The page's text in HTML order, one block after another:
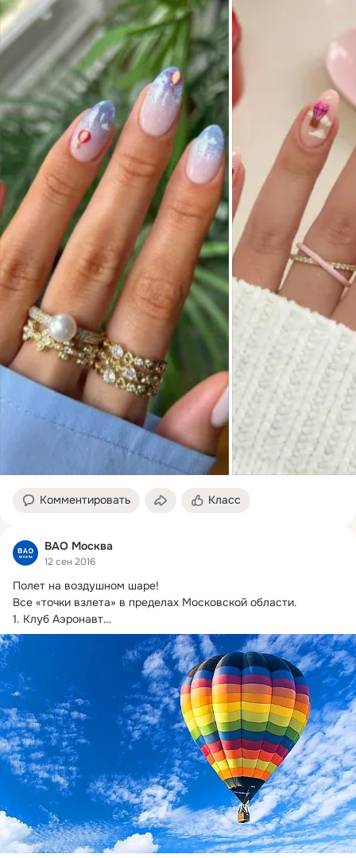
Комментировать Класс
ВАО Москва
12 сен 2016
Полет на воздушном шаре!
Все «точки взлета» в пределах Московской области.
1. Клуб Аэронавт
Аэроклуб, который специализируется не только...